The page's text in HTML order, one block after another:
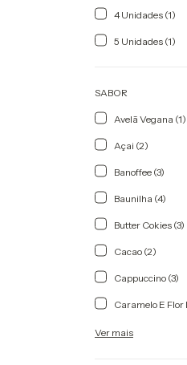
4 Unidades (1)
5 Unidades (1)
SABOR
Avelã Vegana (1)
Açai (2)
Banoffee (3)
Baunilha (4)
Butter Cokies (3)
Cacao (2)
Cappuccino (3)
Caramelo E Flor
Ver mais